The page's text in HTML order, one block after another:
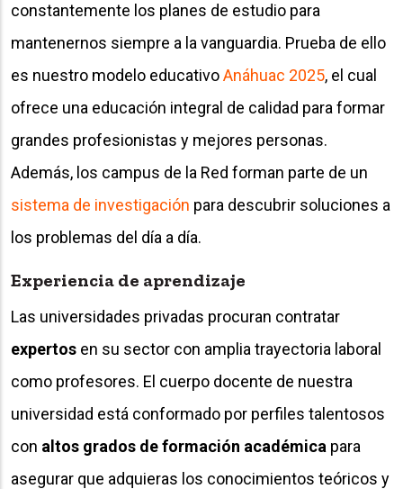
constantemente los planes de estudio para
mantenernos siempre a la vanguardia. Prueba de ello
es nuestro modelo educativoAnáhuac 2025, el cual
ofrece una educación integral de calidad para formar
grandes profesionistas y mejores personas.
Además, los campus de la Red forman parte de un
sistema de investigación para descubrir soluciones a
los problemas del día a día.
Experiencia de aprendizaje
Las universidades privadas procuran contratar
expertos en su sector con amplia trayectoria laboral
como profesores. El cuerpo docente de nuestra
universidad está conformado por perfiles talentosos
con altos grados de formación académica para
asegurar que adquieras los conocimientos teóricos y